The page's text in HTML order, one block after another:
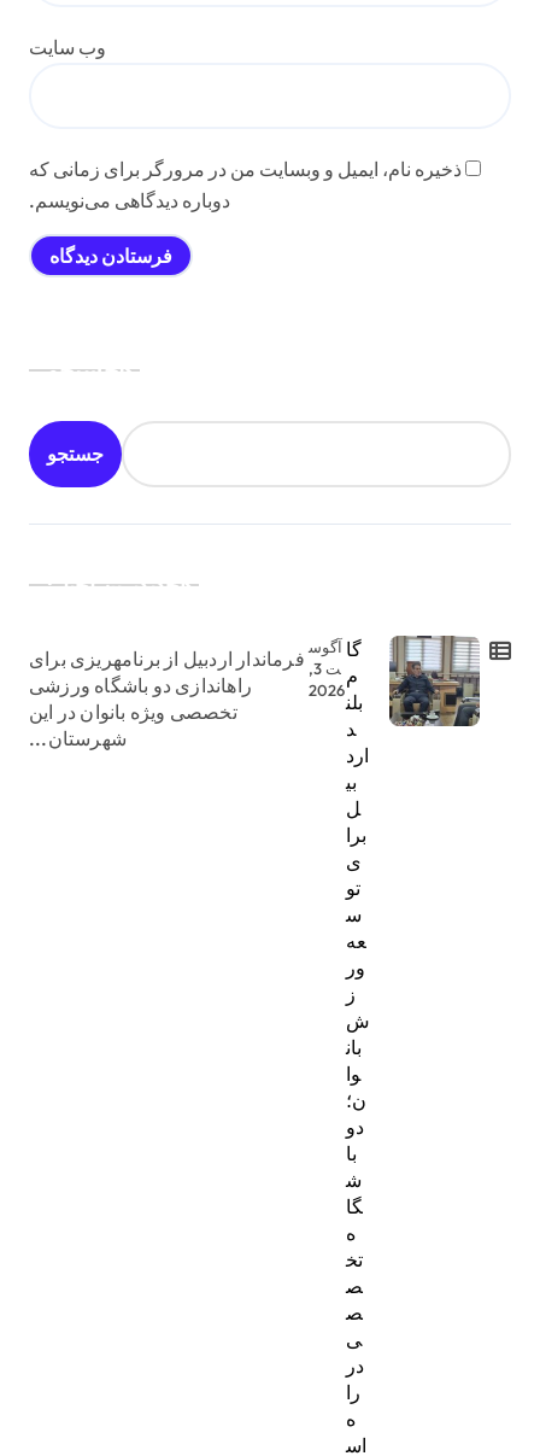
وب‌ سایت
ذخیره نام، ایمیل و وبسایت من در مرورگر برای زمانی که
دوباره دیدگاهی می‌نویسم.
جستجو
جستجو
جدیدترین اخبار:
گا
م
بلن
د
ارد
بی
ل
برا
ی
تو
س
عه
ور
ز
ش
بان
وا
ن؛
دو
با
ش
گا
ه
تخ
ص
ص
ی
در
را
ه
اس
آگوس
ت 3,
2026
فرماندار اردبیل از برنامهریزی برای
راهاندازی دو باشگاه ورزشی
تخصصی ویژه بانوان در این
شهرستان...